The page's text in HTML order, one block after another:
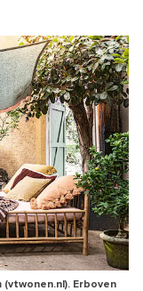
(vtwonen.nl). Erboven